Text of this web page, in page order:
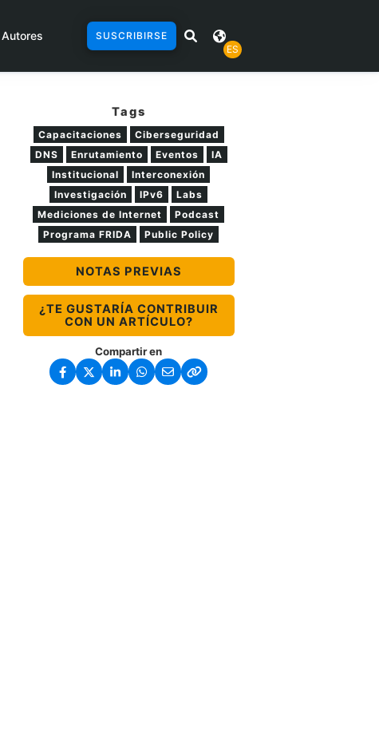
| Autores
SUSCRIBIRSE
ES
Tags
Capacitaciones
Ciberseguridad
DNS
Enrutamiento Eventos
IA
Institucional
Interconexión
Investigación
IPv6
Labs
Mediciones de Internet
Podcast
Programa FRIDA
Public Policy
NOTAS PREVIAS
¿TE GUSTARÍA CONTRIBUIR
CON UN ARTÍCULO?
Compartir en